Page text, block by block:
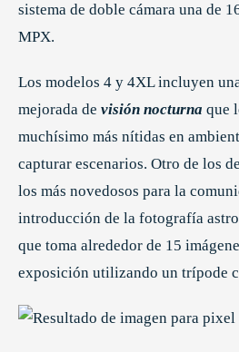
sistema de doble cámara una de
MPX.
Los modelos 4 y 4XL incluyen
mejorada de visión nocturna que
muchísimo más nítidas en
capturar escenarios. Otro de los
los más novedosos para la
introducción de la fotografía
que toma alrededor de 15
exposición utilizando un trípode